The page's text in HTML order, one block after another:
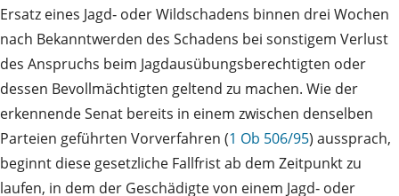
Ersatz eines Jagd‑ oder Wildschadens binnen drei Wochen
nach Bekanntwerden des Schadens bei sonstigem Verlust
des Anspruchs beim Jagdausübungsberechtigten oder
dessen Bevollmächtigten geltend zu machen. Wie der
erkennende Senat bereits in einem zwischen denselben
Parteien geführten Vorverfahren (1 Ob 506/95) aussprach,
beginnt diese gesetzliche Fallfrist ab dem Zeitpunkt zu
laufen, in dem der Geschädigte von einem Jagd‑ oder